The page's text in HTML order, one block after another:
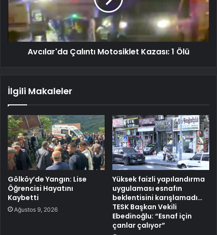
Avcılar'da Çalıntı Motosiklet Kazası: 1 Ölü
İlgili Makaleler
Gölköy’de Yangın: Lise
Öğrencisi Hayatını
Kaybetti
Ağustos 9, 2026
Yüksek faizli yapılandırma
uygulaması esnafın
beklentisini karışlamadı…
TESK Başkan Vekili
Ebedinoğlu: “Esnaf için
çanlar çalıyor”